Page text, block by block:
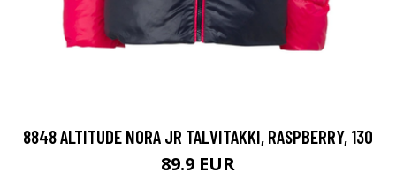
8848 ALTITUDE NORA JR TALVITAKKI, RASPBERRY, 130
89.9 EUR